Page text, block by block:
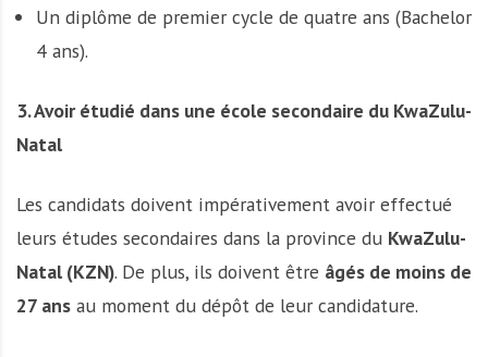
Un diplôme de premier cycle de quatre ans (Bachelor
4 ans).
3. Avoir étudié dans une école secondaire du KwaZulu-
Natal
Les candidats doivent impérativement avoir effectué
leurs études secondaires dans la province du KwaZulu-
Natal (KZN). De plus, ils doivent être âgés de moins de
27 ans au moment du dépôt de leur candidature.